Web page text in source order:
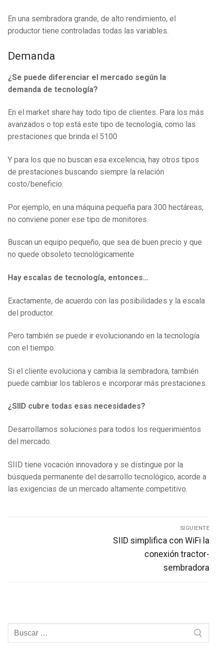
En una sembradora grande, de alto rendimiento, el
productor tiene controladas todas las variables.
Demanda
¿Se puede diferenciar el mercado según la
demanda de tecnología?
En el market share hay todo tipo de clientes. Para los más
avanzados o top está este tipo de tecnología, como las
prestaciones que brinda el 5100
Y para los que no buscan esa excelencia, hay otros tipos
de prestaciones buscando siempre la relación
costo/beneficio.
Por ejemplo, en una máquina pequeña para 300 hectáreas,
no conviene poner ese tipo de monitores.
Buscan un equipo pequeño, que sea de buen precio y que
no quede obsoleto tecnológicamente
Hay escalas de tecnología, entonces…
Exactamente, de acuerdo con las posibilidades y la escala
del productor.
Pero también se puede ir evolucionando en la tecnología
con el tiempo.
Si el cliente evoluciona y cambia la sembradora, también
puede cambiar los tableros e incorporar más prestaciones.
¿SIID cubre todas esas necesidades?
Desarrollamos soluciones para todos los requerimientos
del mercado.
SIID tiene vocación innovadora y se distingue por la
búsqueda permanente del desarrollo tecnológico, acorde a
las exigencias de un mercado altamente competitivo.
SIGUIENTE
Entrada
siguiente:
SIID simplifica con WiFi la
conexión tractor-
sembradora
Buscar: